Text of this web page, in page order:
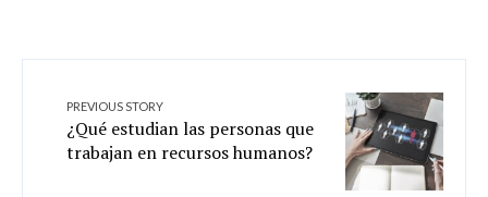
PREVIOUS STORY
¿Qué estudian las personas que
trabajan en recursos humanos?